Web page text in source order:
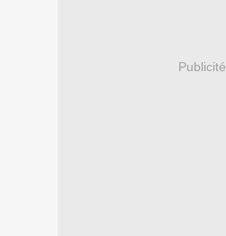
Publicité